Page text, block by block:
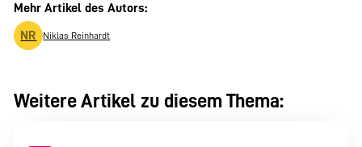
Mehr Artikel des Autors:
NR Niklas Reinhardt
Weitere Artikel zu diesem Thema: